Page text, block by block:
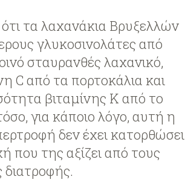
ότι τα λαχανάκια Βρυξελλών
γλυκοσινολάτες από
σταυρανθές λαχανικό,
C από τα πορτοκάλια και
βιταμίνης Κ από το
για κάποιο λόγο, αυτή η
δεν έχει κατορθώσει
που της αξίζει από τους
διατροφής.